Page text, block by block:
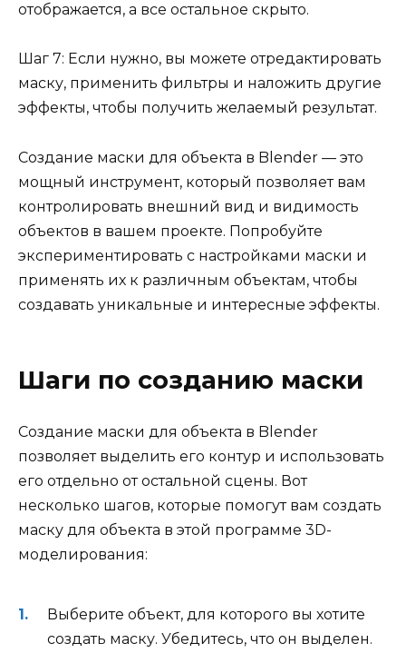
отображается, а все остальное скрыто.
Шаг 7: Если нужно, вы можете отредактировать
маску, применить фильтры и наложить другие
эффекты, чтобы получить желаемый результат.
Создание маски для объекта в Blender — это
мощный инструмент, который позволяет вам
контролировать внешний вид и видимость
объектов в вашем проекте. Попробуйте
экспериментировать с настройками маски и
применять их к различным объектам, чтобы
создавать уникальные и интересные эффекты.
Шаги по созданию маски
Создание маски для объекта в Blender
позволяет выделить его контур и использовать
его отдельно от остальной сцены. Вот
несколько шагов, которые помогут вам создать
маску для объекта в этой программе 3D-
моделирования:
Выберите объект, для которого вы хотите
создать маску. Убедитесь, что он выделен.